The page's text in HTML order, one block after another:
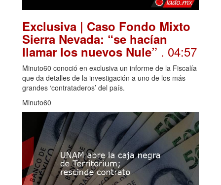
Exclusiva | Caso Fondo Mixto
Sierra Nevada: “se hacían
llamar los nuevos Nule” . 04:57
Minuto60 conoció en exclusiva un informe de la Fiscalía
que da detalles de la investigación a uno de los más
grandes ‘contrataderos’ del país.
Minuto60